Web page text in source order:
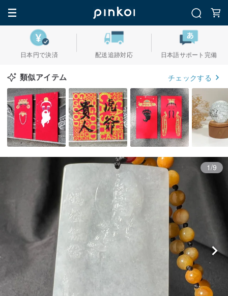
日本円で決済 配送追跡対応 日本語サポート完備
類似アイテム チェックする
1/9